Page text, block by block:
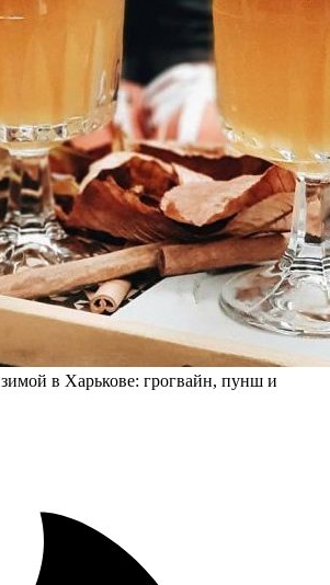
зимой в Харькове: грогвайн, пунш и